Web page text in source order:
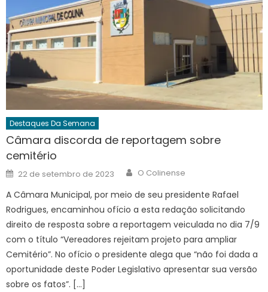
Destaques Da Semana
Câmara discorda de reportagem sobre
cemitério
Posted
on
22 de setembro de 2023 Author
O Colinense
A Câmara Municipal, por meio de seu presidente Rafael
Rodrigues, encaminhou ofício a esta redação solicitando
direito de resposta sobre a reportagem veiculada no dia 7/9
com o título “Vereadores rejeitam projeto para ampliar
Cemitério”. No ofício o presidente alega que “não foi dada a
oportunidade deste Poder Legislativo apresentar sua versão
sobre os fatos”. […]